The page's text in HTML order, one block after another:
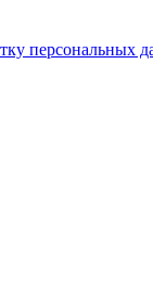
персональных